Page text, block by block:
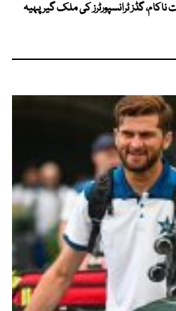
گڈز ٹرانسپورٹرز کی ملک گیر پہیہ